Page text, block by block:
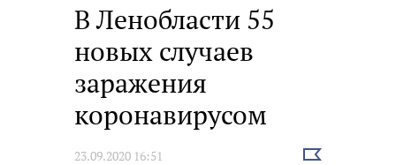
В Ленобласти 55
новых случаев
заражения
коронавирусом
23.09.2020 16:51
Выбрать